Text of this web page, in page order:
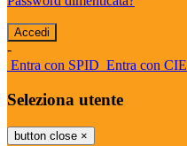
-
Entra con SPID Entra con CIE
Seleziona utente
button close ×